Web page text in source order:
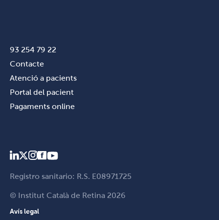
93 254 79 22
Contacte
Atenció a pacients
Portal del pacient
Pagaments online
Registro sanitario: R.S. E08971725
© Institut Català de Retina 2026
Avís legal